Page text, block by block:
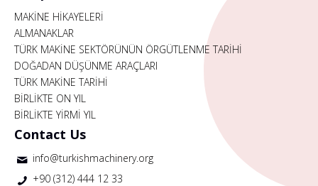
MAKİNE HİKAYELERİ
ALMANAKLAR
TÜRK MAKİNE SEKTÖRÜNÜN ÖRGÜTLENME TARİHİ
DOĞADAN DÜŞÜNME ARAÇLARI
TÜRK MAKİNE TARİHİ
BİRLİKTE ON YIL
BİRLİKTE YİRMİ YIL
Contact Us
info@turkishmachinery.org
+90 (312) 444 12 33